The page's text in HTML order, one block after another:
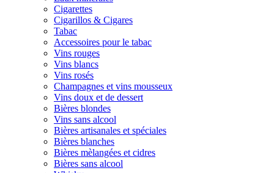
Cigarettes
Cigarillos & Cigares
Tabac
Accessoires pour le tabac
Vins rouges
Vins blancs
Vins rosés
Champagnes et vins mousseux
Vins doux et de dessert
Bières blondes
Vins sans alcool
Bières artisanales et spéciales
Bières blanches
Bières mèlangées et cidres
Bières sans alcool